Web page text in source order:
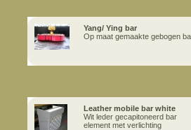
Yang/ Ying bar
Op maat gemaakte gebogen
Leather mobile bar white
Wit leder gecapitoneerd bar
element met verlichting